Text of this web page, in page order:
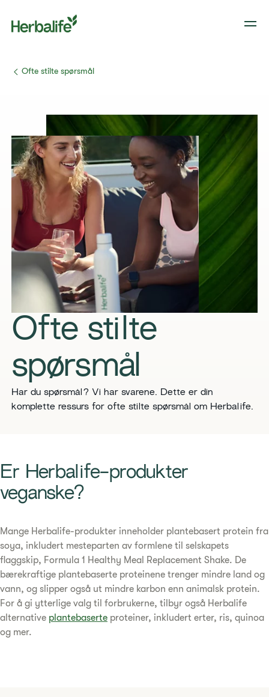
​​Ofte stilte spørsmål​
Ofte stilte
spørsmål
Har du spørsmål? Vi har svarene. Dette er din
komplette ressurs for ofte stilte spørsmål om Herbalife.
Er Herbalife-produkter
veganske?
Mange Herbalife-produkter inneholder plantebasert protein fra
soya, inkludert mesteparten av formlene til selskapets
flaggskip, Formula 1 Healthy Meal Replacement Shake. De
bærekraftige plantebaserte proteinene trenger mindre land og
vann, og slipper også ut mindre karbon enn animalsk protein.
For å gi ytterlige valg til forbrukerne, tilbyr også Herbalife
alternative plantebaserte proteiner, inkludert erter, ris, quinoa
og mer.